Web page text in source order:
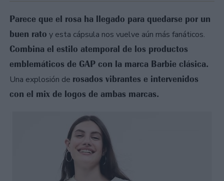
Parece que el rosa ha llegado para quedarse por un
buen rato y esta cápsula nos vuelve aún más fanáticos.
Combina el estilo atemporal de los productos
emblemáticos de GAP con la marca Barbie clásica.
Una explosión de rosados vibrantes e intervenidos
con el mix de logos de ambas marcas.